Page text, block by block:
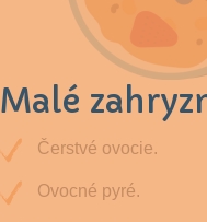
Malé
Čerstvé ovocie.
Ovocné pyré.